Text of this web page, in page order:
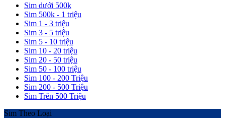
Sim dưới 500k
Sim 500k - 1 triệu
Sim 1 - 3 triệu
Sim 3 - 5 triệu
Sim 5 - 10 triệu
Sim 10 - 20 triệu
Sim 20 - 50 triệu
Sim 50 - 100 triệu
Sim 100 - 200 Triệu
Sim 200 - 500 Triệu
Sim Trên 500 Triệu
Sim Theo Loại